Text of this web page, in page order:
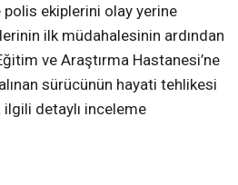
polis ekiplerini olay yerine
ilk müdahalesinin ardından
ve Araştırma Hastanesi’ne
alınan sürücünün hayati tehlikesi
ilgili detaylı inceleme